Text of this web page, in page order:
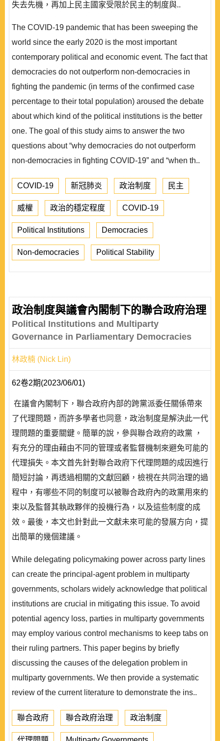
失去先機，再加上民主國家受限於民主的制度與..
The COVID-19 pandemic that has been sweeping the
world since the early 2020 is the most important
contemporary political and economic event. The fact that
democracies do not outperform non-democracies in
fighting the pandemic (in terms of the confirmed case
percentage to their total population) aroused the debate
about which kind of the political institutions is the better
one. The goal of this study aims to answer the two
questions about “why democracies do not outperform
non-democracies in fighting COVID-19” and “when th..
COVID-19 新冠肺炎 政治制度 民主
威權 政治的穩定程度 COVID-19
Political Institutions Democracies
Non-democracies Political Stability
政治制度與議會內閣制下的聯合政府治理
Political Institutions and Multiparty
Governance in Parliamentary Democracies
林政楠 (Nick Lin)
62卷2期(2023/06/01)
在議會內閣制下，聯合政府內部的跨黨派委任關係帶來
了代理問題，而許多學者也同意，政治制度是解決此一代
理問題的重要關鍵。簡單的說，參與聯合政府的政黨 ，
有充分的理由藉由不同的管理或者監督機制來避免可能的
代理損失。本文首先針對聯合政府下代理問題的成因進行
簡短討論，再透過相關的文獻回顧，檢視在共同治理的過
程中，有哪些不同的制度可以被聯合政府內的政黨用來約
束以及監督其執政夥伴的投機行為，以及這些制度的成
效。最後，本文也針對此一文獻未來可能的發展方向，提
出簡單的幾個建議。
While delegating policymaking power across party lines
can create the principal-agent problem in multiparty
governments, scholars widely acknowledge that political
institutions are crucial in mitigating this issue. To avoid
potential agency loss, parties in multiparty governments
may employ various control mechanisms to keep tabs on
their ruling partners. This paper begins by briefly
discussing the causes of the delegation problem in
multiparty governments. We then provide a systematic
review of the current literature to demonstrate the ins..
聯合政府 聯合政府治理 政治制度